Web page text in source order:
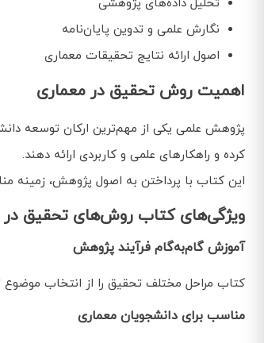
تحلیل داده‌های پژوهشی
نگارش علمی و تدوین پایان‌نامه
اصول ارائه نتایج تحقیقات معماری
اهمیت روش تحقیق در معماری
پژوهش علمی یکی از مهم‌ترین ارکان توسعه
کرده و راهکارهای علمی و کاربردی ارائه دهند.
این کتاب با پرداختن به اصول پژوهش، زمینه
ویژگی‌های کتاب روش‌های تحقیق در
آموزش گام‌به‌گام فرآیند پژوهش
کتاب مراحل مختلف تحقیق را از انتخاب موضوع
مناسب برای دانشجویان معماری